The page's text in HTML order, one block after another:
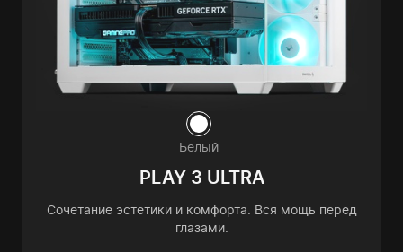
Белый
PLAY 3 ULTRA
Сочетание эстетики и комфорта. Вся мощь перед
глазами.